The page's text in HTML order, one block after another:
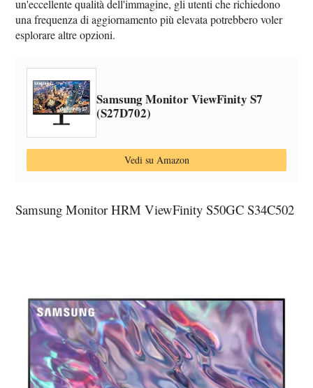
un'eccellente qualità dell'immagine, gli utenti che richiedono
una frequenza di aggiornamento più elevata potrebbero voler
esplorare altre opzioni.
Samsung Monitor ViewFinity S7
(S27D702)
Vedi su Amazon
Samsung Monitor HRM ViewFinity S50GC S34C502